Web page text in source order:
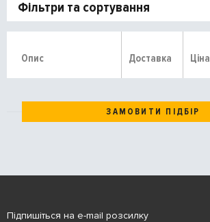
Фільтри та сортування
Опис Доставка Ціна
ЗАМОВИТИ ПІДБІР
Підпишіться на e-mail розсилку